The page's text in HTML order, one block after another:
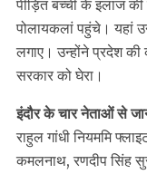
पीड़ित बच्ची के इलाज
पोलायकलां पहुंचे। यहां
लगाए। उन्होंने प्रदेश
सरकार को घेरा।
इंदौर के चार नेताओं से
राहुल गांधी नियममि
कमलनाथ, रणदीप सिंह